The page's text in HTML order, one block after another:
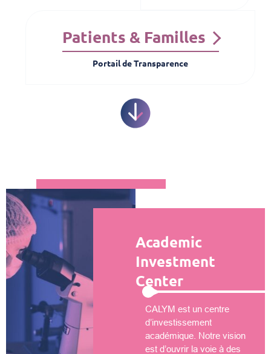
Patients & Familles
Portail de Transparence
Academic
Investment
Center
CALYM est un centre
d’investissement
académique. Notre vision
est d’ouvrir la voie à des